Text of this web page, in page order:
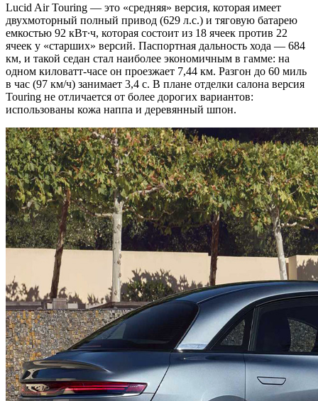
Lucid Air Touring — это «средняя» версия, которая имеет
двухмоторный полный привод (629 л.с.) и тяговую батарею
емкостью 92 кВт∙ч, которая состоит из 18 ячеек против 22
ячеек у «старших» версий. Паспортная дальность хода — 684
км, и такой седан стал наиболее экономичным в гамме: на
одном киловатт-часе он проезжает 7,44 км. Разгон до 60 миль
в час (97 км/ч) занимает 3,4 с. В плане отделки салона версия
Touring не отличается от более дорогих вариантов:
использованы кожа наппа и деревянный шпон.